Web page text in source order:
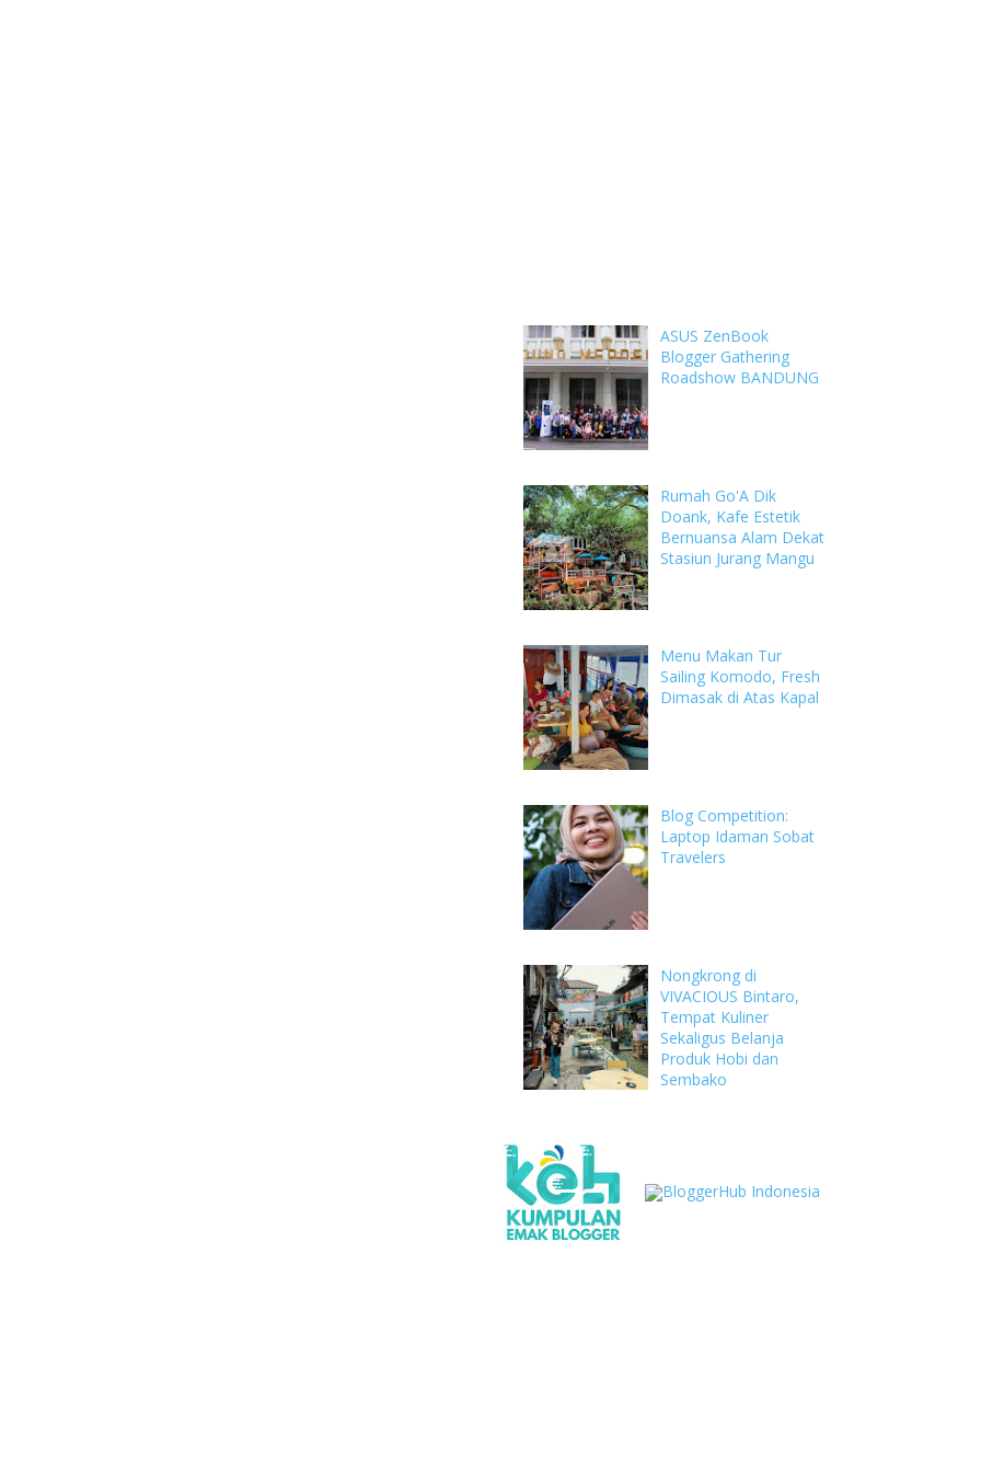
ASUS ZenBook
Blogger Gathering
Roadshow BANDUNG
Rumah Go'A Dik
Doank, Kafe Estetik
Bernuansa Alam Dekat
Stasiun Jurang Mangu
Menu Makan Tur
Sailing Komodo, Fresh
Dimasak di Atas Kapal
Blog Competition:
Laptop Idaman Sobat
Travelers
Nongkrong di
VIVACIOUS Bintaro,
Tempat Kuliner
Sekaligus Belanja
Produk Hobi dan
Sembako